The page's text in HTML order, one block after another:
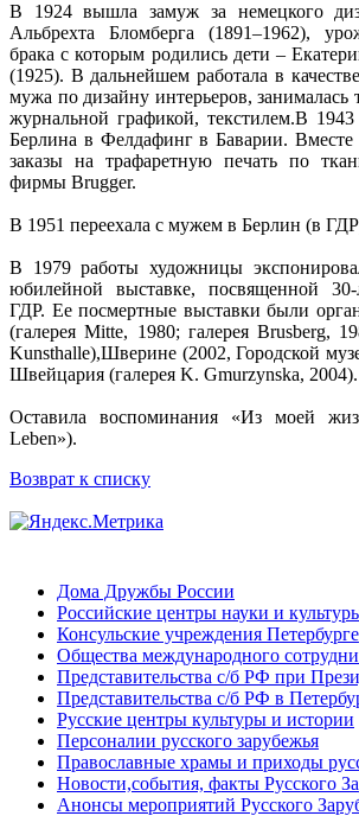
В 1924 вышла замуж за немецкого
Альбрехта Бломберга (1891–1962),
брака с которым родились дети –
(1925). В дальнейшем работала в
мужа по дизайну интерьеров, занималась
журнальной графикой, текстилем.В 1943
Берлина в Фелдафинг в Баварии.
заказы на трафаретную печать по
фирмы Brugger.
В 1951 переехала с мужем в Берлин (в
В 1979 работы художницы
юбилейной выставке, посвященной 30-
ГДР. Ее посмертные выставки были
(галерея Mitte, 1980; галерея Brusberg,
Kunsthalle),Шверине (2002, Городской
Швейцария (галерея K. Gmurzynska, 2004).
Оставила воспоминания «Из моей
Leben»).
Возврат к списку
Дома Дружбы России
Российские центры науки и
Консульские учреждения Петербурге
Общества международного
Представительства с/б РФ при
Представительства с/б РФ в
Русские центры культуры и истории
Персоналии русского зарубежья
Православные храмы и приходы
Новости,события, факты Русского
Анонсы мероприятий Русского